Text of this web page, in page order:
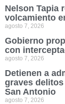
Nelson Tapia
volcamiento
agosto 7, 2026
Gobierno
con
agosto 7, 2026
Detienen a
graves
San Antonio
agosto 7, 2026